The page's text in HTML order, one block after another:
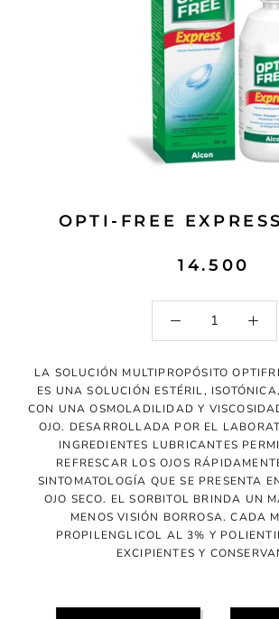
OPTI-FREE
14.500
LA SOLUCIÓN MULTIPROPÓSITO
ES UNA SOLUCIÓN ESTÉRIL,
CON UNA OSMOLADILIDAD Y
OJO. DESARROLLADA POR EL
INGREDIENTES LUBRICANTES
REFRESCAR LOS OJOS
SINTOMATOLOGÍA QUE SE PRESENTA
OJO SECO. EL SORBITOL BRINDA UN
MENOS VISIÓN BORROSA. CADA
PROPILENGLICOL AL 3% Y
EXCIPIENTES Y